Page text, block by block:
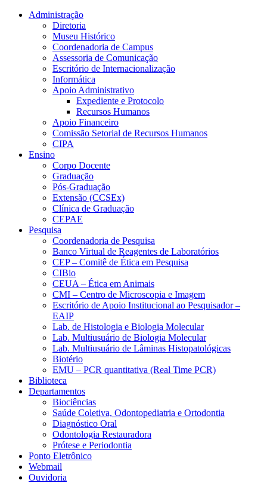
Conteúdo principal Menu principal
Administração
Diretoria
Museu Histórico
Coordenadoria de Campus
Assessoria de Comunicação
Escritório de Internacionalização
Informática
Apoio Administrativo
Expediente e Protocolo
Recursos Humanos
Apoio Financeiro
Comissão Setorial de Recursos Humanos
CIPA
Ensino
Corpo Docente
Graduação
Pós-Graduação
Extensão (CCSEx)
Clínica de Graduação
CEPAE
Pesquisa
Coordenadoria de Pesquisa
Banco Virtual de Reagentes de Laboratórios
CEP – Comitê de Ética em Pesquisa
CIBio
CEUA – Ética em Animais
CMI – Centro de Microscopia e Imagem
Escritório de Apoio Institucional ao Pesquisador –
EAIP
Lab. de Histologia e Biologia Molecular
Lab. Multiusuário de Biologia Molecular
Lab. Multiusuário de Lâminas Histopatológicas
Biotério
EMU – PCR quantitativa (Real Time PCR)
Biblioteca
Departamentos
Biociências
Saúde Coletiva, Odontopediatria e Ortodontia
Diagnóstico Oral
Odontologia Restauradora
Prótese e Periodontia
Ponto Eletrônico
Webmail
Ouvidoria